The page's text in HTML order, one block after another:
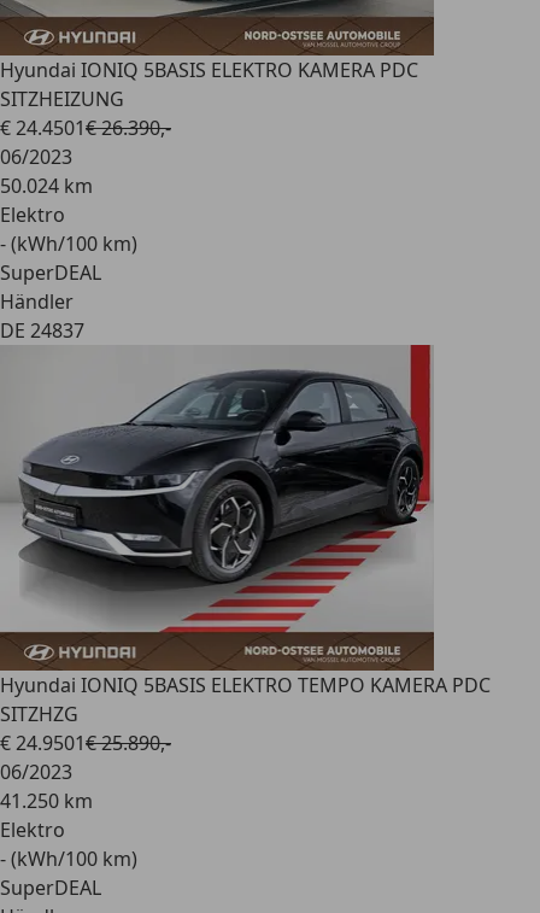
Hyundai IONIQ 5BASIS ELEKTRO KAMERA PDC
SITZHEIZUNG
€ 24.4501€ 26.390,-
06/2023
50.024 km
Elektro
- (kWh/100 km)
SuperDEAL
Händler
DE 24837
Hyundai IONIQ 5BASIS ELEKTRO TEMPO KAMERA PDC
SITZHZG
€ 24.9501€ 25.890,-
06/2023
41.250 km
Elektro
- (kWh/100 km)
SuperDEAL